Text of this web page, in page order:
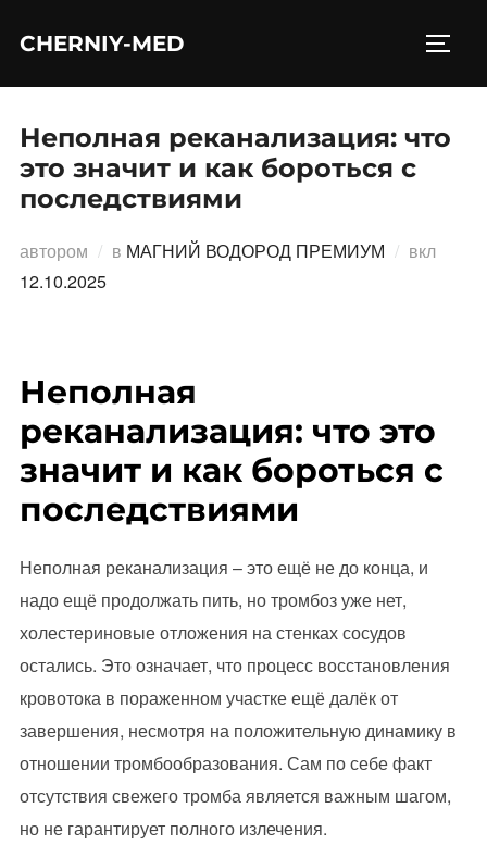
CHERNIY-MED
Неполная реканализация: что
это значит и как бороться с
последствиями
автором в МАГНИЙ ВОДОРОД ПРЕМИУМ вкл
12.10.2025
Неполная
реканализация: что это
значит и как бороться с
последствиями
Неполная реканализация – это ещё не до конца, и
надо ещё продолжать пить, но тромбоз уже нет,
холестериновые отложения на стенках сосудов
остались. Это означает, что процесс восстановления
кровотока в пораженном участке ещё далёк от
завершения, несмотря на положительную динамику в
отношении тромбообразования. Сам по себе факт
отсутствия свежего тромба является важным шагом,
но не гарантирует полного излечения.